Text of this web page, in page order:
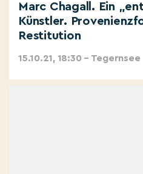
Marc Chagall. Ein
Künstler.
Restitution
15.10.21, 18:30 – Tegernsee